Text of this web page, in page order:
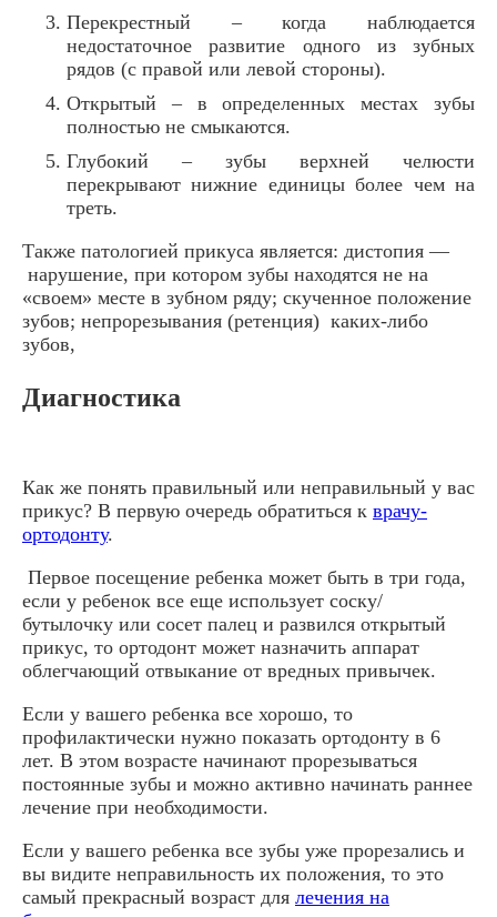
Перекрестный – когда наблюдается
недостаточное развитие одного из зубных
рядов (с правой или левой стороны).
Открытый – в определенных местах зубы
полностью не смыкаются.
Глубокий – зубы верхней челюсти
перекрывают нижние единицы более чем на
треть.
Также патологией прикуса является: дистопия —
нарушение, при котором зубы находятся не на
«своем» месте в зубном ряду; скученное положение
зубов; непрорезывания (ретенция) каких-либо
зубов,
Диагностика
Как же понять правильный или неправильный у вас
прикус? В первую очередь обратиться к врачу-
ортодонту.
Первое посещение ребенка может быть в три года,
если у ребенок все еще использует соску/
бутылочку или сосет палец и развился открытый
прикус, то ортодонт может назначить аппарат
облегчающий отвыкание от вредных привычек.
Если у вашего ребенка все хорошо, то
профилактически нужно показать ортодонту в 6
лет. В этом возрасте начинают прорезываться
постоянные зубы и можно активно начинать раннее
лечение при необходимости.
Если у вашего ребенка все зубы уже прорезались и
вы видите неправильность их положения, то это
самый прекрасный возраст для лечения на